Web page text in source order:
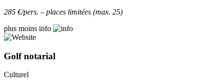
285 €/pers. – places limitées (max. 25)
plus moins info
Golf notarial
Culturel